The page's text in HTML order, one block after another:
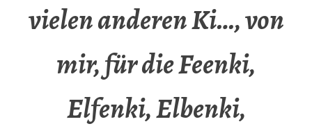
vielen anderen Ki…, von
mir, für die Feenki,
Elfenki, Elbenki,